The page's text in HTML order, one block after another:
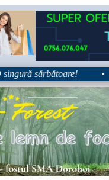
sărbătoare! •